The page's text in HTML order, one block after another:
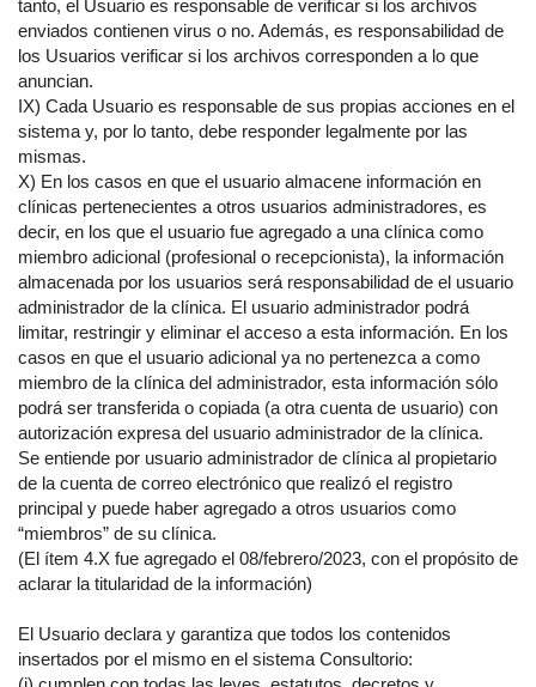
tanto, el Usuario es responsable de verificar si los archivos
enviados contienen virus o no. Además, es responsabilidad de
los Usuarios verificar si los archivos corresponden a lo que
anuncian.
IX) Cada Usuario es responsable de sus propias acciones en el
sistema y, por lo tanto, debe responder legalmente por las
mismas.
X) En los casos en que el usuario almacene información en
clínicas pertenecientes a otros usuarios administradores, es
decir, en los que el usuario fue agregado a una clínica como
miembro adicional (profesional o recepcionista), la información
almacenada por los usuarios será responsabilidad de el usuario
administrador de la clínica. El usuario administrador podrá
limitar, restringir y eliminar el acceso a esta información. En los
casos en que el usuario adicional ya no pertenezca a como
miembro de la clínica del administrador, esta información sólo
podrá ser transferida o copiada (a otra cuenta de usuario) con
autorización expresa del usuario administrador de la clínica.
Se entiende por usuario administrador de clínica al propietario
de la cuenta de correo electrónico que realizó el registro
principal y puede haber agregado a otros usuarios como
“miembros” de su clínica.
(El ítem 4.X fue agregado el 08/febrero/2023, con el propósito de
aclarar la titularidad de la información)
El Usuario declara y garantiza que todos los contenidos
insertados por el mismo en el sistema Consultorio: